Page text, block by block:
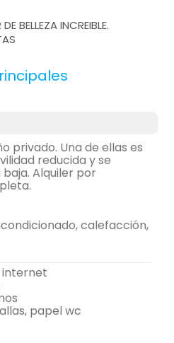
BELLEZA INCREIBLE.
privado. Una de ellas es
reducida y se
Alquiler por
calefacción,
internet
papel wc